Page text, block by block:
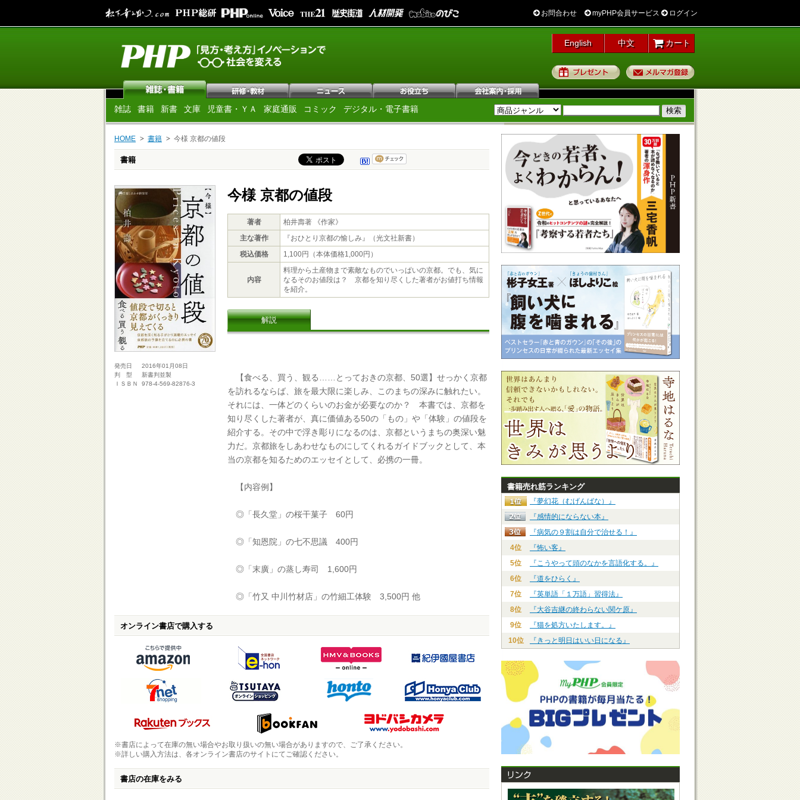
お問合わせ myPHP会員サービス ログイン
English 中文 カート
プレゼント
雑誌 書籍 新書 文庫 児童書・ＹＡ 家庭通販 コミック デジタル・電子書籍
HOME 書籍 今様 京都の値段
書籍
発売日
2016年01月08日
判 型
新書判並製
ＩＳＢＮ
978-4-569-82876-3
今様 京都の値段
著者
柏井壽著 《作家》
主な著作
『おひとり京都の愉しみ』（光文社新書）
税込価格
1,100円（本体価格1,000円）
内容
料理から土産物まで素敵なものでいっぱいの京都。でも、気に
なるそのお値段は？ 京都を知り尽くした著者がお値打ち情報
を紹介。
解説
【食べる、買う、観る……とっておきの京都、50選】せっかく京都
を訪れるならば、旅を最大限に楽しみ、このまちの深みに触れたい。
それには、一体どのくらいのお金が必要なのか？ 本書では、京都を
知り尽くした著者が、真に価値ある50の「もの」や「体験」の値段を
紹介する。その中で浮き彫りになるのは、京都というまちの奥深い魅
力だ。京都旅をしあわせなものにしてくれるガイドブックとして、本
当の京都を知るためのエッセイとして、必携の一冊。
【内容例】
◎「長久堂」の桜干菓子 60円
◎「知恩院」の七不思議 400円
◎「末廣」の蒸し寿司 1,600円
◎「竹又 中川竹材店」の竹細工体験 3,500円 他
オンライン書店で購入する
※書店によって在庫の無い場合やお取り扱いの無い場合がありますので、ご了承ください。
※詳しい購入方法は、各オンライン書店のサイトにてご確認ください。
書店の在庫をみる
書籍売れ筋ランキング
『夢幻花（むげんばな）』
『感情的にならない本』
『病気の９割は自分で治せる！』
4位
『怖い客』
5位
『こうやって頭のなかを言語化する。』
6位
『道をひらく』
7位
『英単語「１万語」習得法』
8位
『大谷吉継の終わらない関ケ原』
9位
『猫を処方いたします。』
10位
『きっと明日はいい日になる』